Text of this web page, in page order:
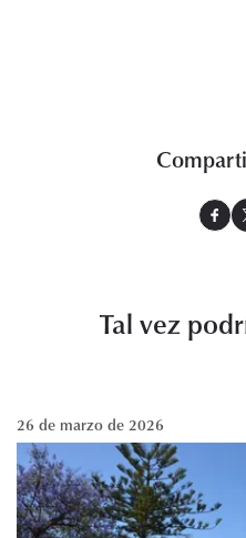
Tal vez
26 de marzo de 2026